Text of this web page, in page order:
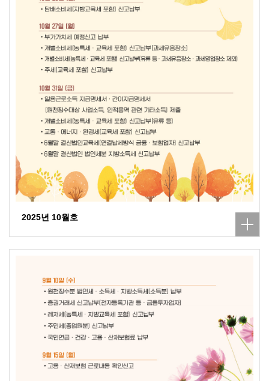
2025년 10월호